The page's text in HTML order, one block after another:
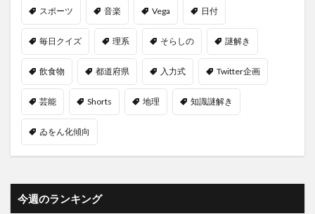
スポーツ 音楽 Vega 日付
毎日クイズ 理系 そらしの 謎解き
飲食物 都道府県 入力式 Twitter企画
芸能 Shorts 地理 知識謎解き
ゐをん化傾向
今週のランキング